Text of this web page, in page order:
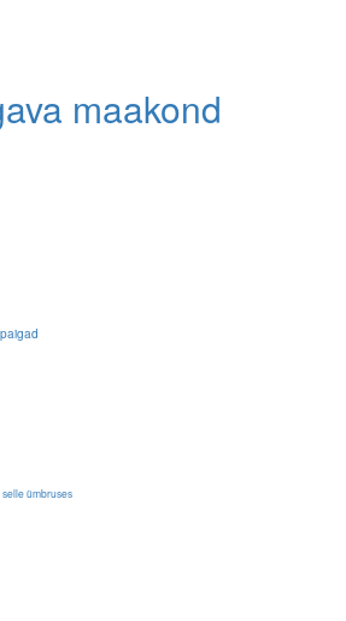
maakond
ümbruses